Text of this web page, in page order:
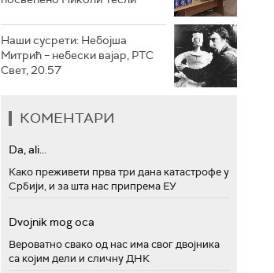
Наши сусрети: Небојша
Митрић – небески вајар, РТС
Свет, 20.57
КОМЕНТАРИ
Da, ali...
Како преживети прва три дана катастрофе у
Србији, и за шта нас припрема ЕУ
Dvojnik mog oca
Вероватно свако од нас има свог двојника
са којим дели и сличну ДНК